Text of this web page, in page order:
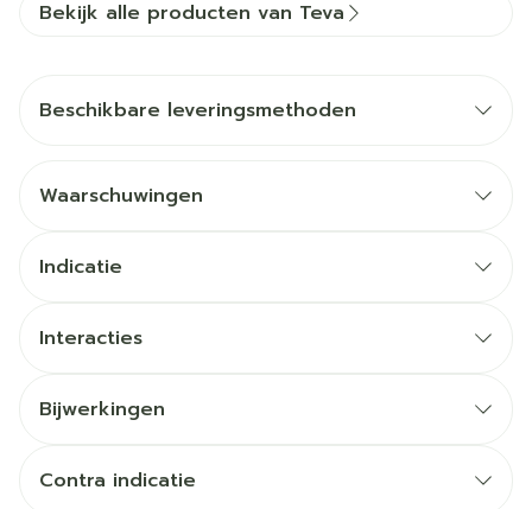
Bekijk alle producten van Teva
Beschikbare leveringsmethoden
Waarschuwingen
Indicatie
Interacties
Bijwerkingen
Contra indicatie